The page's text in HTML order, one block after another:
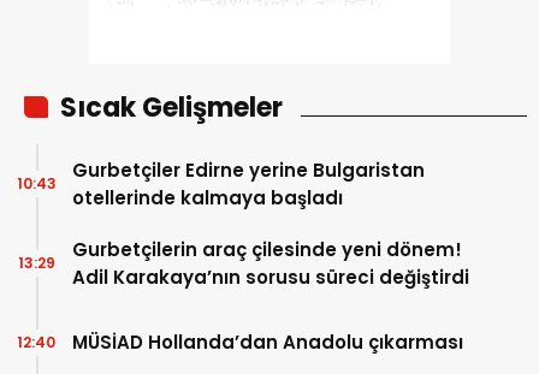
Sıcak Gelişmeler
Gurbetçiler Edirne yerine Bulgaristan
otellerinde kalmaya başladı
10:43
Gurbetçilerin araç çilesinde yeni dönem!
Adil Karakaya’nın sorusu süreci değiştirdi
13:29
MÜSİAD Hollanda’dan Anadolu çıkarması
12:40